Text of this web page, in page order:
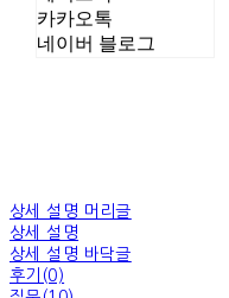
카카오톡
네이버 블로그
상세 설명 머리글
상세 설명
상세 설명 바닥글
후기(0)